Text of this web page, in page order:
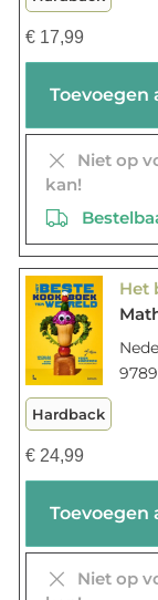
€17,99
Niet op
kan!
Het
Hardback
€24,99
Niet op